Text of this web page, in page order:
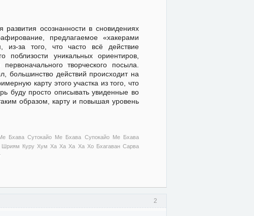
осознанности в сновидениях
предлагаемое «хакерами
из-за того, что часто всё действие
поблизости уникальных ориентиров,
творческого посыла.
большинство действий происходит на
карту этого участка из того, что
буду просто описывать увиденные во
образом, карту и повышая уровень
Бхава Сутокайо Ме Бхава Супокайо Ме Бхава
Куру Хум Ха Ха Ха Ха Хо Бхагаван Сарва
2